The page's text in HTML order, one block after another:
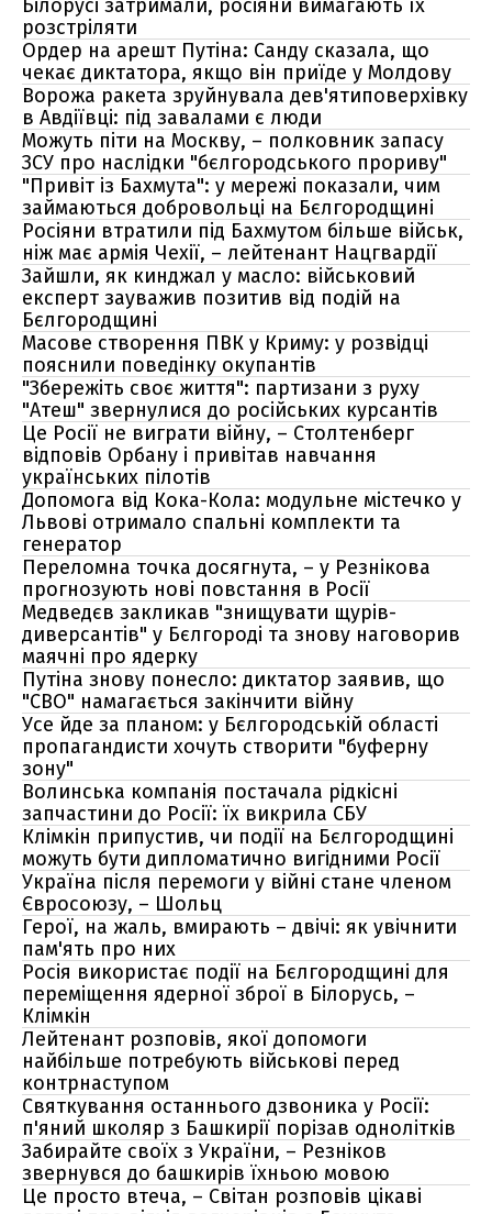
Білорусі затримали, росіяни вимагають їх
розстріляти
Ордер на арешт Путіна: Санду сказала, що
чекає диктатора, якщо він приїде у Молдову
Ворожа ракета зруйнувала дев'ятиповерхівку
в Авдіївці: під завалами є люди
Можуть піти на Москву, – полковник запасу
ЗСУ про наслідки "бєлгородського прориву"
"Привіт із Бахмута": у мережі показали, чим
займаються добровольці на Бєлгородщині
Росіяни втратили під Бахмутом більше військ,
ніж має армія Чехії, – лейтенант Нацгвардії
Зайшли, як кинджал у масло: військовий
експерт зауважив позитив від подій на
Бєлгородщині
Масове створення ПВК у Криму: у розвідці
пояснили поведінку окупантів
"Збережіть своє життя": партизани з руху
"Атеш" звернулися до російських курсантів
Це Росії не виграти війну, – Столтенберг
відповів Орбану і привітав навчання
українських пілотів
Допомога від Кока-Кола: модульне містечко у
Львові отримало спальні комплекти та
генератор
Переломна точка досягнута, – у Резнікова
прогнозують нові повстання в Росії
Медведєв закликав "знищувати щурів-
диверсантів" у Бєлгороді та знову наговорив
маячні про ядерку
Путіна знову понесло: диктатор заявив, що
"СВО" намагається закінчити війну
Усе йде за планом: у Бєлгородській області
пропагандисти хочуть створити "буферну
зону"
Волинська компанія постачала рідкісні
запчастини до Росії: їх викрила СБУ
Клімкін припустив, чи події на Бєлгородщині
можуть бути дипломатично вигідними Росії
Україна після перемоги у війні стане членом
Євросоюзу, – Шольц
Герої, на жаль, вмирають – двічі: як увічнити
пам'ять про них
Росія використає події на Бєлгородщині для
переміщення ядерної зброї в Білорусь, –
Клімкін
Лейтенант розповів, якої допомоги
найбільше потребують військові перед
контрнаступом
Святкування останнього дзвоника у Росії:
п'яний школяр з Башкирії порізав однолітків
Забирайте своїх з України, – Резніков
звернувся до башкирів їхньою мовою
Це просто втеча, – Світан розповів цікаві